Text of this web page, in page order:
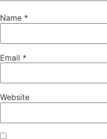
Name *
Email *
Website